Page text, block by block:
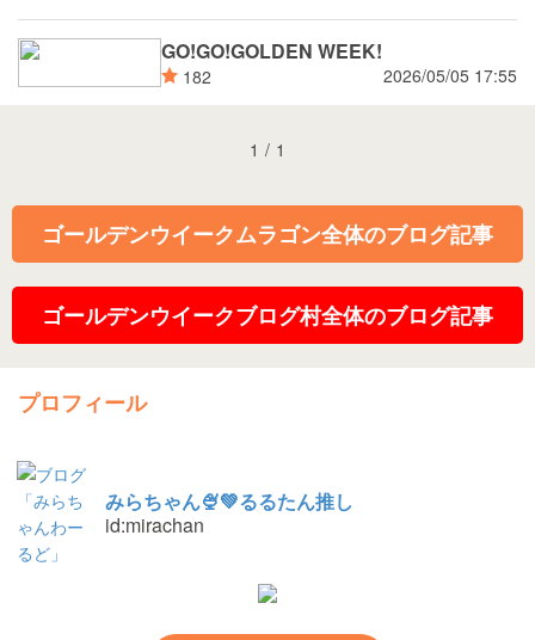
GO!GO!GOLDEN WEEK!
182 2026/05/05 17:55
1 / 1
ゴールデンウイークムラゴン全体のブログ記事
ゴールデンウイークブログ村全体のブログ記事
プロフィール
みらちゃん🍨💚るるたん推し
id:mirachan